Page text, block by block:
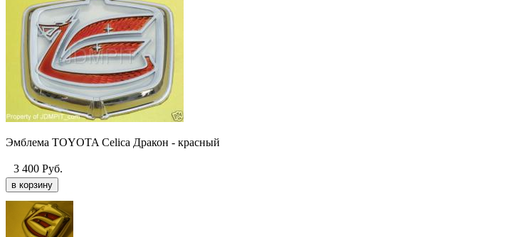
Эмблема TOYOTA Celica Дракон - красный
3 400 Руб.